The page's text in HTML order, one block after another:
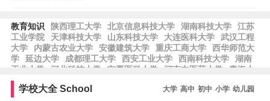
教育知识 陕西理工大学 北京信息科技大学 湖南科技大学
江苏
工业学院
天津科技大学 山东科技大学 大连医科大学
武汉工程
大学
内蒙古农业大学 安徽建筑大学 重庆工商大学
西华师范大
学
延边大学 成都理工大学 西安工业大学 西南科技大学
湖南
工业大学
河北科技大学 宁夏医科大学 河南中医药大学
青海大
学
湖北中医药大学
广东外语外贸大学 常州大学 中国民航大学
集
学校大全 School 幼儿园
小学
初中
高中
大学